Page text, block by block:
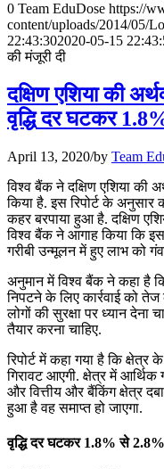
July 31, 2026
📝 डेली करेंट
📝 डेली करेंट
📝 डेली करेंट
July 22, 2026
📝 डेली करेंट अफेयर्स:
July 19, 2026
📝 डेली करेंट
0 Team EduDose https://
content/uploads/2014/05/
22:43:302020-05-15
की मंजूरी दी
दक्षिण एशिया की
वृद्धि दर घटकर
April 13, 2020/by Team
विश्व बैंक ने दक्षिण एशिया की
किया है. इस रिपोर्ट के अनुसार
कहर बरपाया हुआ है. दक्षिण
विश्व बैंक ने आगाह किया कि इस
गरीबी उन्मूलन में हुए लाभ को
अनुमान में विश्व बैंक ने कहा है
निपटने के लिए कार्रवाई को
लोगों की सुरक्षा पर ध्यान देना
तैयार करना चाहिए.
रिपोर्ट में कहा गया है कि
गिरावट आएगी. क्षेत्र में आर्थिक
और वित्तीय और बैंकिंग क्षेत्र
हुआ है वह समाप्त हो जाएगा.
वृद्धि दर घटकर 1.8% से